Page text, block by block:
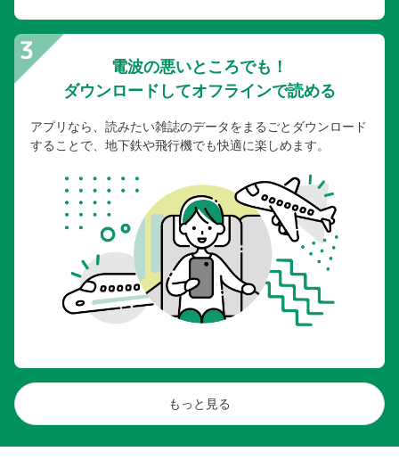
電波の悪いところでも！
ダウンロードしてオフラインで読める
アプリなら、読みたい雑誌のデータをまるごとダウンロード
することで、地下鉄や飛行機でも快適に楽しめます。
もっと見る